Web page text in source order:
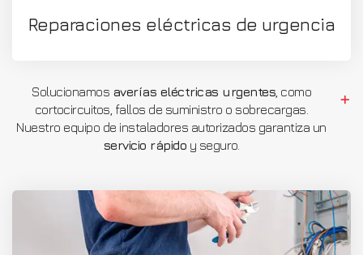
Reparaciones eléctricas de urgencia
Solucionamos averías eléctricas urgentes , como
cortocircuitos, fallos de suministro o sobrecargas.
Nuestro equipo de instaladores autorizados garantiza un
servicio rápido y seguro.